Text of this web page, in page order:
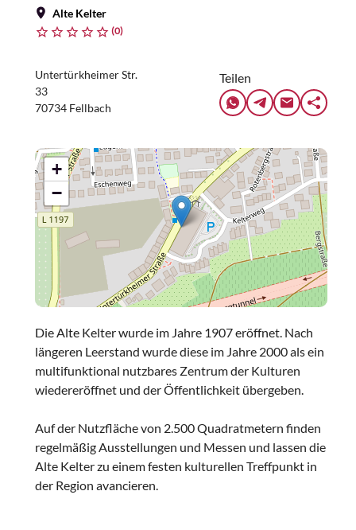
Alte Kelter
(0)
Untertürkheimer Str.
33
70734 Fellbach
Teilen
+
−
Die Alte Kelter wurde im Jahre 1907 eröffnet. Nach
längeren Leerstand wurde diese im Jahre 2000 als ein
multifunktional nutzbares Zentrum der Kulturen
wiedereröffnet und der Öffentlichkeit übergeben.
Auf der Nutzfläche von 2.500 Quadratmetern finden
regelmäßig Ausstellungen und Messen und lassen die
Alte Kelter zu einem festen kulturellen Treffpunkt in
der Region avancieren.